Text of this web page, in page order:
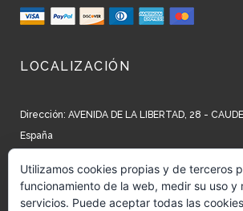
LOCALIZACIÓN
Dirección: AVENIDA DE LA LIBERTAD, 28 -
España
Teléfono: +34 965 827 250
Email: info@barrow.es
Utilizamos cookies propias y de terceros
funcionamiento de la web, medir su uso y
servicios. Puede aceptar todas las